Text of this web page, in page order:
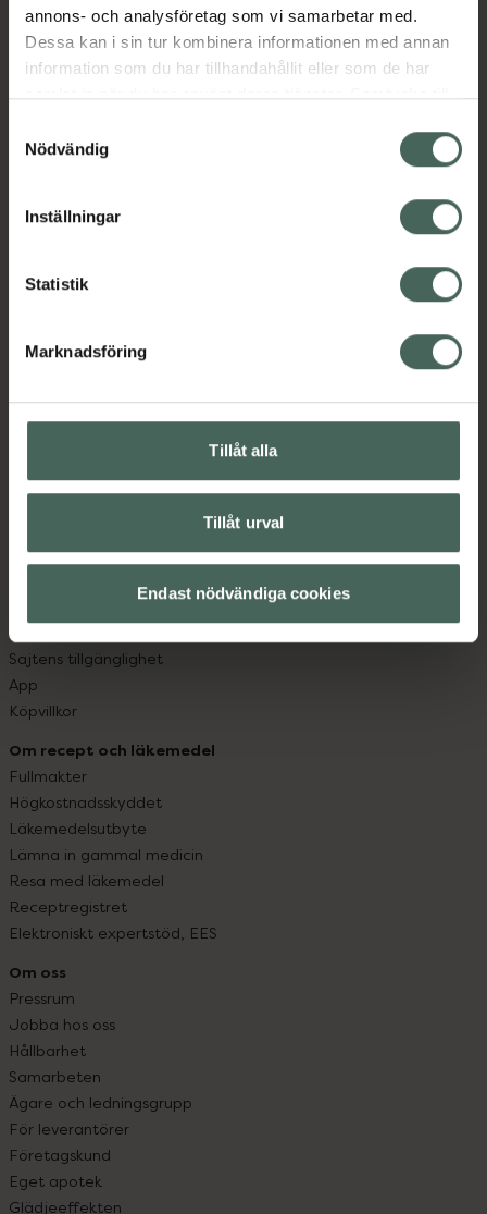
annons- och analysföretag som vi samarbetar med.
Dessa kan i sin tur kombinera informationen med annan
information som du har tillhandahållit eller som de har
samlat in när du har använt deras tjänster. Samtycke till
återkalla ditt samtycke via webbplatsens
cookieinställningar. Ett återkallat samtycke påverkar inte
lagligheten av behandling som skett innan återkallelsen.
Nödvändig
Inställningar
Statistik
Marknadsföring
Tillåt alla
Tillåt urval
Endast nödvändiga cookies
Läs alltid bipacksedeln innan
användning.
EAN:05712440010758
Bipacksedel från FASS Visa
Kronans Apotek finns här för dig. Du hittar oss från Skåne i
syd till Lappland i norr, och online i mobilen och på
datorn. Oavsett vem du är så är det vårt uppdrag att
med oss.
Kundservice
Kontakta oss
Hitta apotek
Leverans, betalning och retur
Kundklubb
Sajtens tillgänglighet
App
Köpvillkor
Om recept och läkemedel
Fullmakter
Högkostnadsskyddet
Läkemedelsutbyte
Lämna in gammal medicin
Resa med läkemedel
Receptregistret
Elektroniskt expertstöd, EES
Om oss
Pressrum
Jobba hos oss
Hållbarhet
Samarbeten
Ägare och ledningsgrupp
För leverantörer
Företagskund
Eget apotek
Glädjeeffekten